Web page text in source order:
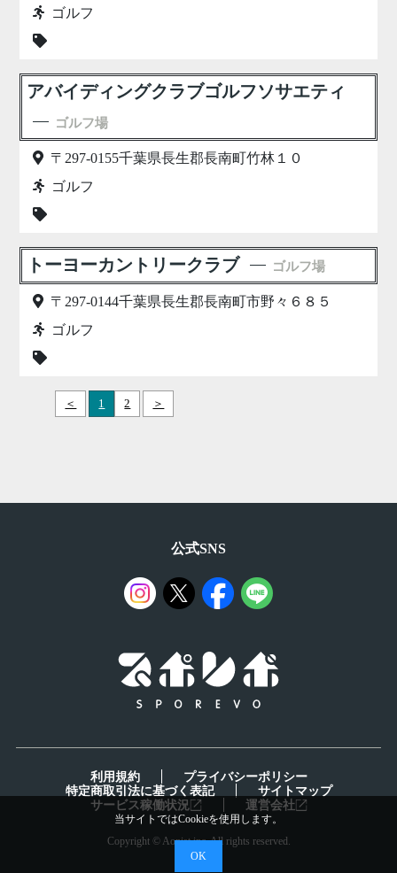
ゴルフ
アバイディングクラブゴルフソサエティ
ゴルフ場
〒297-0155千葉県長生郡長南町竹林１０
ゴルフ
トーヨーカントリークラブ ゴルフ場
〒297-0144千葉県長生郡長南町市野々６８５
ゴルフ
＜ 1 2 ＞
公式SNS
利用規約
プライバシーポリシー
特定商取引法に基づく表記
サイトマップ
サービス稼働状況
運営会社
Copyright © Aonist inc. All rights reserved.